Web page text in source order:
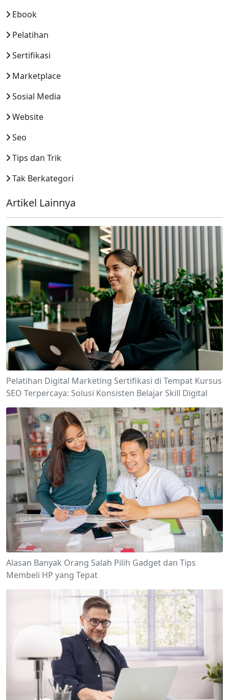
Ebook
Pelatihan
Sertifikasi
Marketplace
Sosial Media
Website
Seo
Tips dan Trik
Tak Berkategori
Artikel Lainnya
Pelatihan Digital Marketing Sertifikasi di Tempat Kursus
SEO Terpercaya: Solusi Konsisten Belajar Skill Digital
Alasan Banyak Orang Salah Pilih Gadget dan Tips
Membeli HP yang Tepat